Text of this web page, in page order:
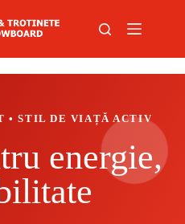
• STIL DE VIAȚĂ ACTIV
energie,